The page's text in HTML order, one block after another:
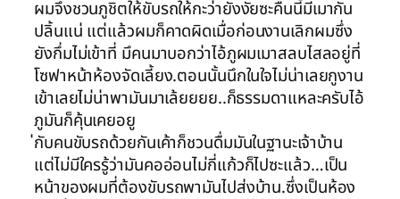
ผมจึงชวนภูชิตให้ขับรถให้กะว่ายังงัยซะคืนนี้มีเมากัน
ปลิ้นแน่ แต่แล้วผมก็คาดผิดเมื่อก่อนงานเลิกผมซึ่ง
ยังกึ่มไม่เข้าที่ มึคนมาบอกว่าไอ้ภูผมเมาสลบไสลอยู่ที่
โซฟาหน้าห้องจัดเลี้ยง.ตอนนั้นนึกในใจไม่น่าเลยกูงาน
เข้าเลยไม่น่าพามันมาเล้ยยยย..ก็ธรรมดาแหละครับไอ้
ภูมันก็คุ้นเคยอยู
่กับคนขับรถด้วยกันเค้าก็ชวนดื่มมันในฐานะเจ้าบ้าน
แต่ไม่มีใครรู้ว่ามันคออ่อนไม่กี่แก้วก็ไปซะแล้ว…เป็น
หน้าของผมที่ต้องขับรถพามันไปส่งบ้าน.ซึ่งเป็นห้อง